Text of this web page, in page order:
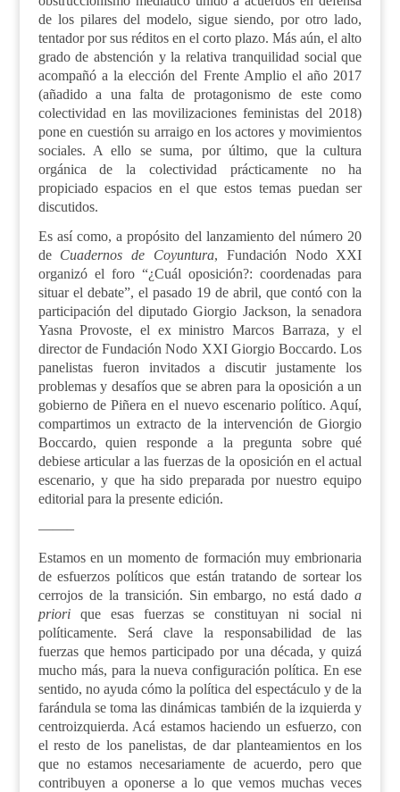
de los pilares del modelo, sigue siendo, por otro lado,
tentador por sus réditos en el corto plazo. Más aún, el alto
grado de abstención y la relativa tranquilidad social que
acompañó a la elección del Frente Amplio el año 2017
(añadido a una falta de protagonismo de este como
colectividad en las movilizaciones feministas del 2018)
pone en cuestión su arraigo en los actores y movimientos
sociales. A ello se suma, por último, que la cultura
orgánica de la colectividad prácticamente no ha
propiciado espacios en el que estos temas puedan ser
discutidos.
Es así como, a propósito del lanzamiento del número 20
de Cuadernos de Coyuntura, Fundación Nodo XXI
organizó el foro “¿Cuál oposición?: coordenadas para
situar el debate”, el pasado 19 de abril, que contó con la
participación del diputado Giorgio Jackson, la senadora
Yasna Provoste, el ex ministro Marcos Barraza, y el
director de Fundación Nodo XXI Giorgio Boccardo. Los
panelistas fueron invitados a discutir justamente los
problemas y desafíos que se abren para la oposición a un
gobierno de Piñera en el nuevo escenario político. Aquí,
compartimos un extracto de la intervención de Giorgio
Boccardo, quien responde a la pregunta sobre qué
debiese articular a las fuerzas de la oposición en el actual
escenario, y que ha sido preparada por nuestro equipo
editorial para la presente edición.
——–
Estamos en un momento de formación muy embrionaria
de esfuerzos políticos que están tratando de sortear los
cerrojos de la transición. Sin embargo, no está dadoa
priorique esas fuerzas se constituyan ni social ni
políticamente. Será clave la responsabilidad de las
fuerzas que hemos participado por una década, y quizá
mucho más, para la nueva configuración política. En ese
sentido, no ayuda cómo la política del espectáculo y de la
farándula se toma las dinámicas también dela izquierda y
centroizquierda. Acá estamos haciendo un esfuerzo, con
el resto de los panelistas, de dar planteamientos en los
que no estamos necesariamente de acuerdo, pero que
contribuyen a oponerse a lo que vemos muchas veces